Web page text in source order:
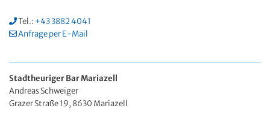
Tel.: +43 3882 4041
Anfrage per E-Mail
Stadtheuriger Bar Mariazell
Andreas Schweiger
Grazer Straße 19, 8630 Mariazell